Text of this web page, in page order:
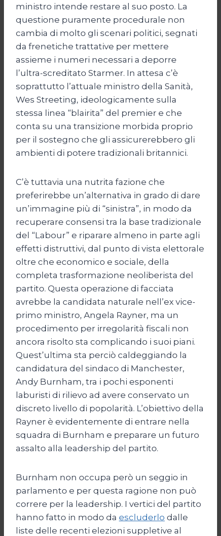
ministro intende restare al suo posto. La
questione puramente procedurale non
cambia di molto gli scenari politici, segnati
da frenetiche trattative per mettere
assieme i numeri necessari a deporre
l’ultra-screditato Starmer. In attesa c’è
soprattutto l’attuale ministro della Sanità,
Wes Streeting, ideologicamente sulla
stessa linea “blairita” del premier e che
conta su una transizione morbida proprio
per il sostegno che gli assicurerebbero gli
ambienti di potere tradizionali britannici.
C’è tuttavia una nutrita fazione che
preferirebbe un’alternativa in grado di dare
un’immagine più di “sinistra”, in modo da
recuperare consensi tra la base tradizionale
del “Labour” e riparare almeno in parte agli
effetti distruttivi, dal punto di vista elettorale
oltre che economico e sociale, della
completa trasformazione neoliberista del
partito. Questa operazione di facciata
avrebbe la candidata naturale nell’ex vice-
primo ministro, Angela Rayner, ma un
procedimento per irregolarità fiscali non
ancora risolto sta complicando i suoi piani.
Quest’ultima sta perciò caldeggiando la
candidatura del sindaco di Manchester,
Andy Burnham, tra i pochi esponenti
laburisti di rilievo ad avere conservato un
discreto livello di popolarità. L’obiettivo della
Rayner è evidentemente di entrare nella
squadra di Burnham e preparare un futuro
assalto alla leadership del partito.
Burnham non occupa però un seggio in
parlamento e per questa ragione non può
correre per la leadership. I vertici del partito
hanno fatto in modo da escluderlo dalle
liste delle recenti elezioni suppletive al